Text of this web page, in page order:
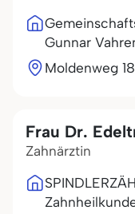
Gunnar
Moldenweg 18
Frau Dr.
Zahnärztin